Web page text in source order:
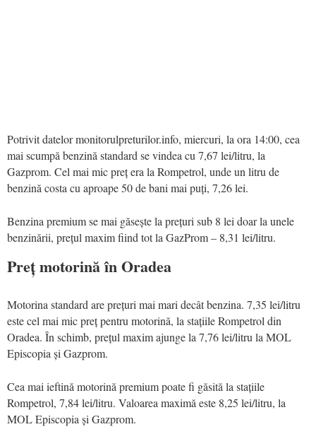
Potrivit datelor monitorulpreturilor.info, miercuri, la ora 14:00, cea
mai scumpă benzină standard se vindea cu 7,67 lei/litru, la
Gazprom. Cel mai mic preț era la Rompetrol, unde un litru de
benzină costa cu aproape 50 de bani mai puți, 7,26 lei.
Benzina premium se mai găsește la prețuri sub 8 lei doar la unele
benzinării, prețul maxim fiind tot la GazProm – 8,31 lei/litru.
Preț motorină în Oradea
Motorina standard are prețuri mai mari decât benzina. 7,35 lei/litru
este cel mai mic preț pentru motorină, la stațiile Rompetrol din
Oradea. În schimb, prețul maxim ajunge la 7,76 lei/litru la MOL
Episcopia și Gazprom.
Cea mai ieftină motorină premium poate fi găsită la stațiile
Rompetrol, 7,84 lei/litru. Valoarea maximă este 8,25 lei/litru, la
MOL Episcopia și Gazprom.